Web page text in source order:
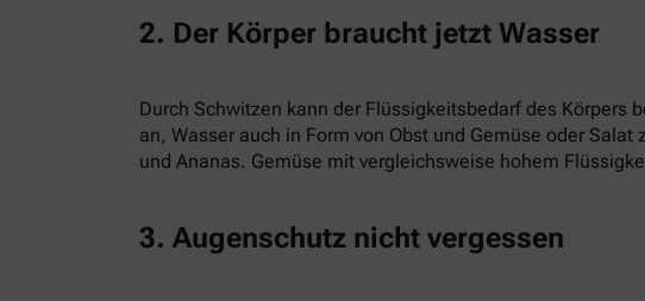
2. Der Körper braucht jetzt Wasser
Durch Schwitzen kann der Flüssigkeitsbedarf des Körpers
an, Wasser auch in Form von Obst und Gemüse oder
und Ananas. Gemüse mit vergleichsweise hohem
3. Augenschutz nicht vergessen